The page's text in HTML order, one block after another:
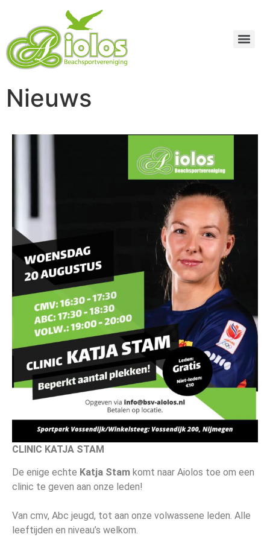
Nieuws
CLINIC KATJA STAM
De enige echte Katja Stam komt naar Aiolos toe om een
clinic te geven aan onze leden!
Van cmv, Abc jeugd, tot aan onze volwassene leden. Alle
leeftijden en niveau’s welkom.